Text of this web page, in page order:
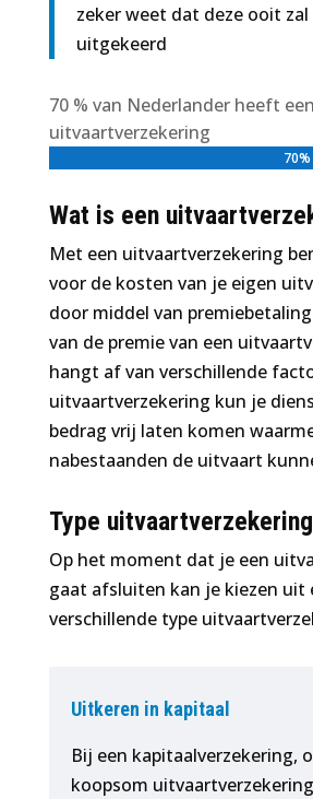
zeker weet dat deze ooit
uitgekeerd
70 % van Nederlander heeft een
uitvaartverzekering
70%
70%
Wat is een
Met een uitvaartverzekering
voor de kosten van je eigen
door middel van
van de premie van een
hangt af van verschillende
uitvaartverzekering kun je
bedrag vrij laten komen
nabestaanden de uitvaart
Type
Op het moment dat je een
gaat afsluiten kan je kiezen uit
verschillende type
Uitkeren in kapitaal
Bij een kapitaalverzekering,
koopsom